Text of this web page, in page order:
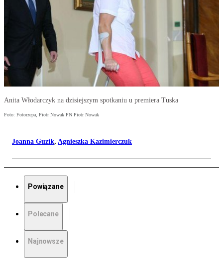
Anita Włodarczyk na dzisiejszym spotkaniu u premiera Tuska
Foto: Fotorzepa, Piotr Nowak PN Piotr Nowak
Joanna Guzik, Agnieszka Kazimierczuk
Powiązane
Polecane
Najnowsze